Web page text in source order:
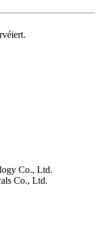
Co., Ltd.
Co., Ltd.